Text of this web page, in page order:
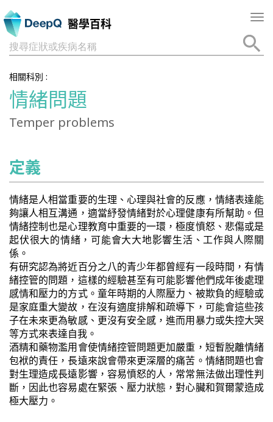
醫學百科
搜尋症狀或疾病名稱
相關科別 :
情緒問題
Temper problems
定義
情緒是人相當重要的生理、心理與社會的反應，情緒表達能
夠讓人相互溝通，適當紓發情緒對於心理健康有所幫助。但
情緒控制也是心理教育中重要的一環，極度憤怒、悲傷或是
起伏很大的情緒，可能會大大地影響生活、工作與人際關
係。
有研究認為將近百分之八的青少年都曾經有一段時間，有情
緒控管的問題，這樣的經驗甚至有可能影響他們成年後處理
感情和壓力的方式。童年時期的人際壓力、被欺負的經驗或
是家庭重大變故，在沒有適度排解和疏導下，可能會這些孩
子在未來更為敏感、更沒有安全感，進而用暴力或失控大哭
等方式來表達自我。
酒精和藥物濫用會使情緒控管問題更加嚴重，短暫脫離情緒
包袱的責任，長遠來說會帶來更深層的痛苦。情緒問題也會
對生理造成長遠影響，容易憤怒的人，常常無法做出理性判
斷，因此也容易處在緊張、壓力狀態，對心臟和賀爾蒙造成
極大壓力。